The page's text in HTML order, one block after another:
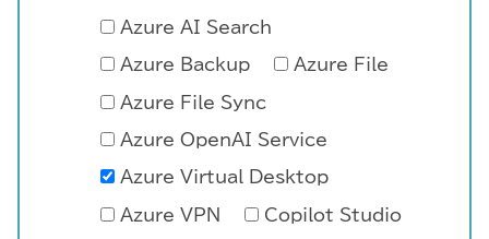
Azure AI Search
Azure Backup Azure File
Azure File Sync
Azure OpenAI Service
Azure Virtual Desktop
Azure VPN Copilot Studio